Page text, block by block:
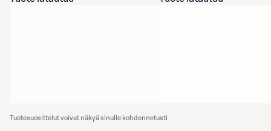
Tuotesuosittelut voivat näkyä sinulle kohdennetusti